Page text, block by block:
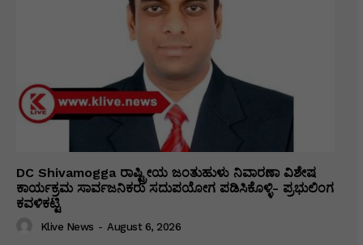
DC Shivamogga ರಾಷ್ಟ್ರೀಯ ಜಂತುಹುಳು ನಿವಾರಣಾ ವಿಶೇಷ
ಕಾರ್ಯಕ್ರಮ ಸಾರ್ವಜನಿಕರು ಸದುಪಯೋಗ ಪಡಿಸಿಕೊಳ್ಳಿ- ಪ್ರಭುಲಿಂಗ
ಕವಳಿಕಟ್ಟಿ
Klive News - August 6, 2026